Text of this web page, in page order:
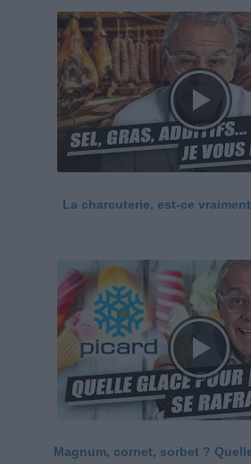
La charcuterie, est-ce
Magnum, cornet, sorbet ?